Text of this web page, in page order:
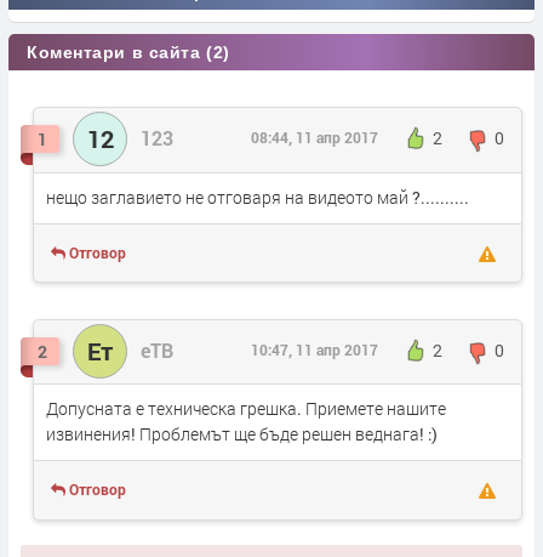
Коментари в сайта (2)
1 12 123 2 0
08:44, 11 апр 2017
нещо заглавието не отговаря на видеото май ?..........
Отговор
2 Ет еТВ 2 0
10:47, 11 апр 2017
Допусната е техническа грешка. Приемете нашите
извинения! Проблемът ще бъде решен веднага! :)
Отговор